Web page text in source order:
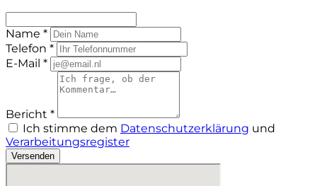
Name *
Telefon *
E-Mail *
Bericht *
Ich stimme dem Datenschutzerklärung und
Verarbeitungsregister
Versenden